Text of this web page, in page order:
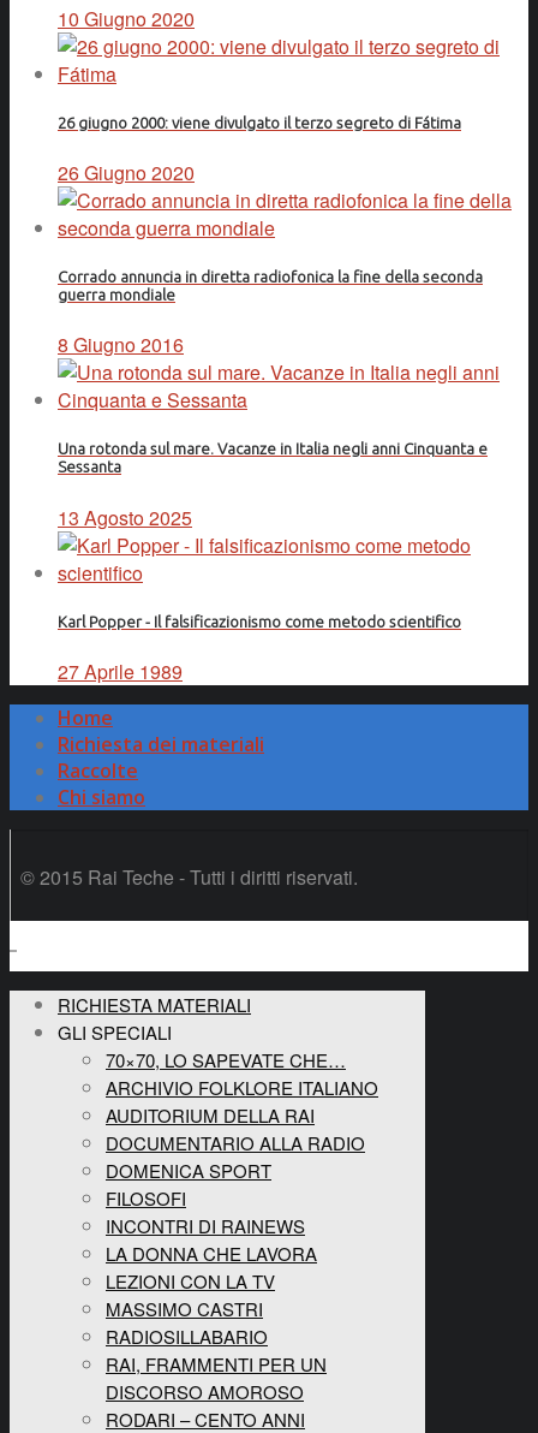
10 Giugno 2020
26 giugno 2000: viene divulgato il terzo segreto di Fátima
26 Giugno 2020
Corrado annuncia in diretta radiofonica la fine della seconda
guerra mondiale
8 Giugno 2016
Una rotonda sul mare. Vacanze in Italia negli anni Cinquanta e
Sessanta
13 Agosto 2025
Karl Popper - Il falsificazionismo come metodo scientifico
27 Aprile 1989
Home
Richiesta dei materiali
Raccolte
Chi siamo
© 2015 Rai Teche - Tutti i diritti riservati.
RICHIESTA MATERIALI
GLI SPECIALI
70×70, LO SAPEVATE CHE…
ARCHIVIO FOLKLORE ITALIANO
AUDITORIUM DELLA RAI
DOCUMENTARIO ALLA RADIO
DOMENICA SPORT
FILOSOFI
INCONTRI DI RAINEWS
LA DONNA CHE LAVORA
LEZIONI CON LA TV
MASSIMO CASTRI
RADIOSILLABARIO
RAI, FRAMMENTI PER UN
DISCORSO AMOROSO
RODARI – CENTO ANNI